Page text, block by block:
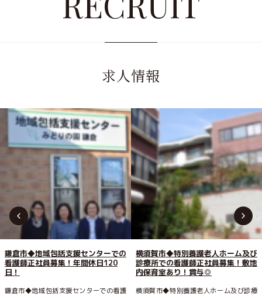
求人情報
鎌倉市◆地域包括支援センターでの
看護師正社員募集！年間休日120
日！
鎌倉市◆地域包括支援センターでの看護
横須賀市◆特別養護老人ホーム及び
診療所での看護師正社員募集！敷地
内保育室あり！賞与◎
横須賀市◆特別養護老人ホーム及び診療